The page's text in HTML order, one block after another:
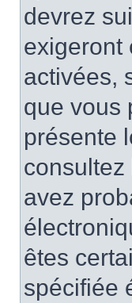
devrez
exigeront
activées,
que vous
présente
avez
êtes
spécifiée